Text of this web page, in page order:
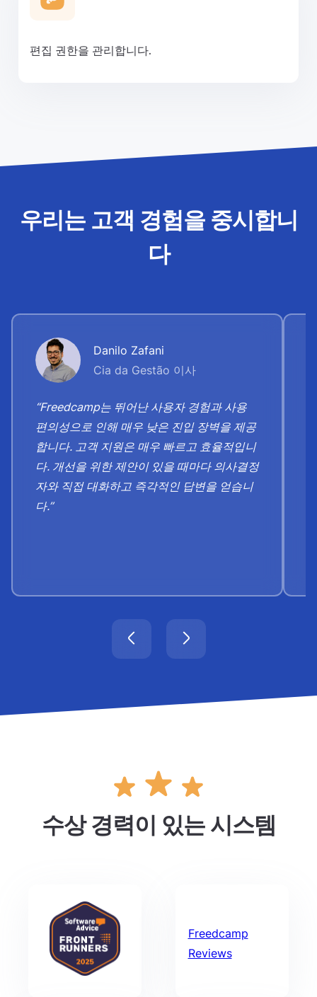
편집 권한을 관리합니다.
우리는 고객 경험을 중시합니
다
Danilo Zafani
Cia da Gestão 이사
“Freedcamp는 뛰어난 사용자 경험과 사용
편의성으로 인해 매우 낮은 진입 장벽을 제공
합니다. 고객 지원은 매우 빠르고 효율적입니
다. 개선을 위한 제안이 있을 때마다 의사결정
자와 직접 대화하고 즉각적인 답변을 얻습니
다.”
수상 경력이 있는 시스템
Freedcamp
Reviews